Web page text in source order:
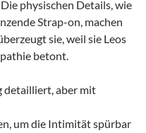
physischen Details, wie
Strap-on, machen
sie, weil sie Leos
betont.
detailliert, aber mit
um die Intimität spürbar